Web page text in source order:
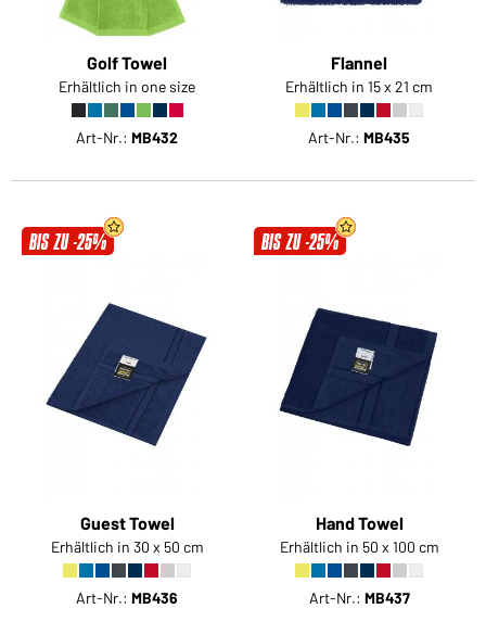
Golf Towel
Erhältlich in one size
Art-Nr.: MB432
Flannel
Erhältlich in 15 x 21 cm
Art-Nr.: MB435
BIS ZU -25%
Guest Towel
Erhältlich in 30 x 50 cm
Art-Nr.: MB436
BIS ZU -25%
Hand Towel
Erhältlich in 50 x 100 cm
Art-Nr.: MB437